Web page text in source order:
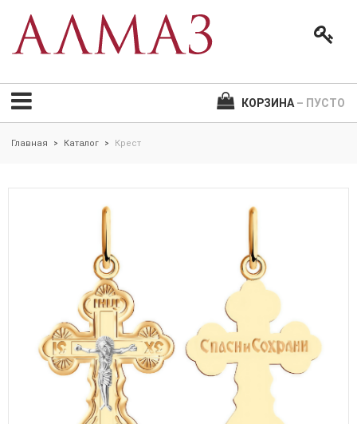
КОРЗИНА – ПУСТО
Главная > Каталог > Крест